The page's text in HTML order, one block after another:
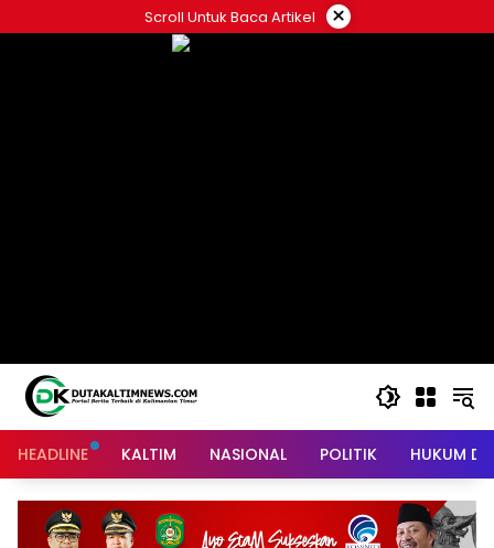
to
Scroll Untuk Baca Artikel ×
HEADLINE KALTIM NASIONAL POLITIK HUKUM